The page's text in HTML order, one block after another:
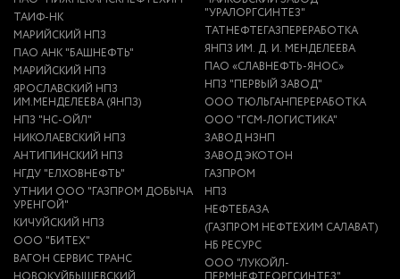
ТАИФ-НК
МАРИЙСКИЙ НПЗ
ПАО АНК "БАШНЕФТЬ"
МАРИЙСКИЙ НПЗ
ЯРОСЛАВСКИЙ НПЗ
ИМ.МЕНДЕЛЕЕВА (ЯНПЗ)
НПЗ "НС-ОЙЛ"
НИКОЛАЕВСКИЙ НПЗ
АНТИПИНСКИЙ НПЗ
НГДУ "ЕЛХОВНЕФТЬ"
УТНИИ ООО "ГАЗПРОМ ДОБЫЧА
УРЕНГОЙ"
КИЧУЙСКИЙ НПЗ
ООО "БИТЕХ"
ВАГОН СЕРВИС ТРАНС
"УРАЛОРГСИНТЕЗ"
ТАТНЕФТЕГАЗПЕРЕРАБОТКА
ЯНПЗ ИМ. Д. И. МЕНДЕЛЕЕВА
ПАО «СЛАВНЕФТЬ-ЯНОС»
НПЗ "ПЕРВЫЙ ЗАВОД"
ООО ТЮЛЬГАНПЕРЕРАБОТКА
ООО "ГСМ-ЛОГИСТИКА"
ЗАВОД НЗНП
ЗАВОД ЭКОТОН
ГАЗПРОМ
НПЗ
НЕФТЕБАЗА
(ГАЗПРОМ НЕФТЕХИМ САЛАВАТ)
НБ РЕСУРС
ООО "ЛУКОЙЛ-